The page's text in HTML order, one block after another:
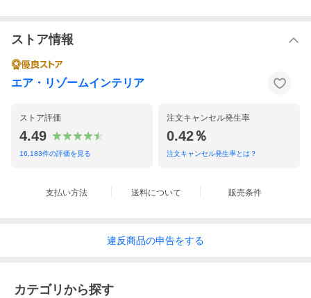
ストア情報
エア・リゾームインテリア
ストア評価
4.49
16,183件の評価を見る
注文キャンセル発生率
0.42％
注文キャンセル発生率とは？
支払い方法 送料について 販売条件
違反商品の申告をする
カテゴリから探す